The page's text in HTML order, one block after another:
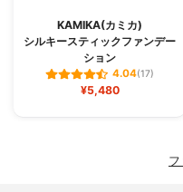
KAMIKA(カミカ)
シルキースティックファンデー
ション
4.04(17)
¥5,480